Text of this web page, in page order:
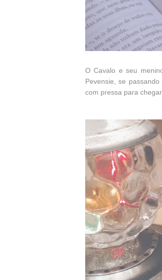
O Cavalo e seu
Pevensie, se
com pressa para